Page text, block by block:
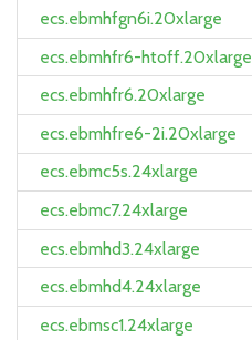
ecs.ebmhfgn6i.20xlarge
ecs.ebmhfr6-htoff.20xlarge
ecs.ebmhfr6.20xlarge
ecs.ebmhfre6-2i.20xlarge
ecs.ebmc5s.24xlarge
ecs.ebmc7.24xlarge
ecs.ebmhd3.24xlarge
ecs.ebmhd4.24xlarge
ecs.ebmsc1.24xlarge